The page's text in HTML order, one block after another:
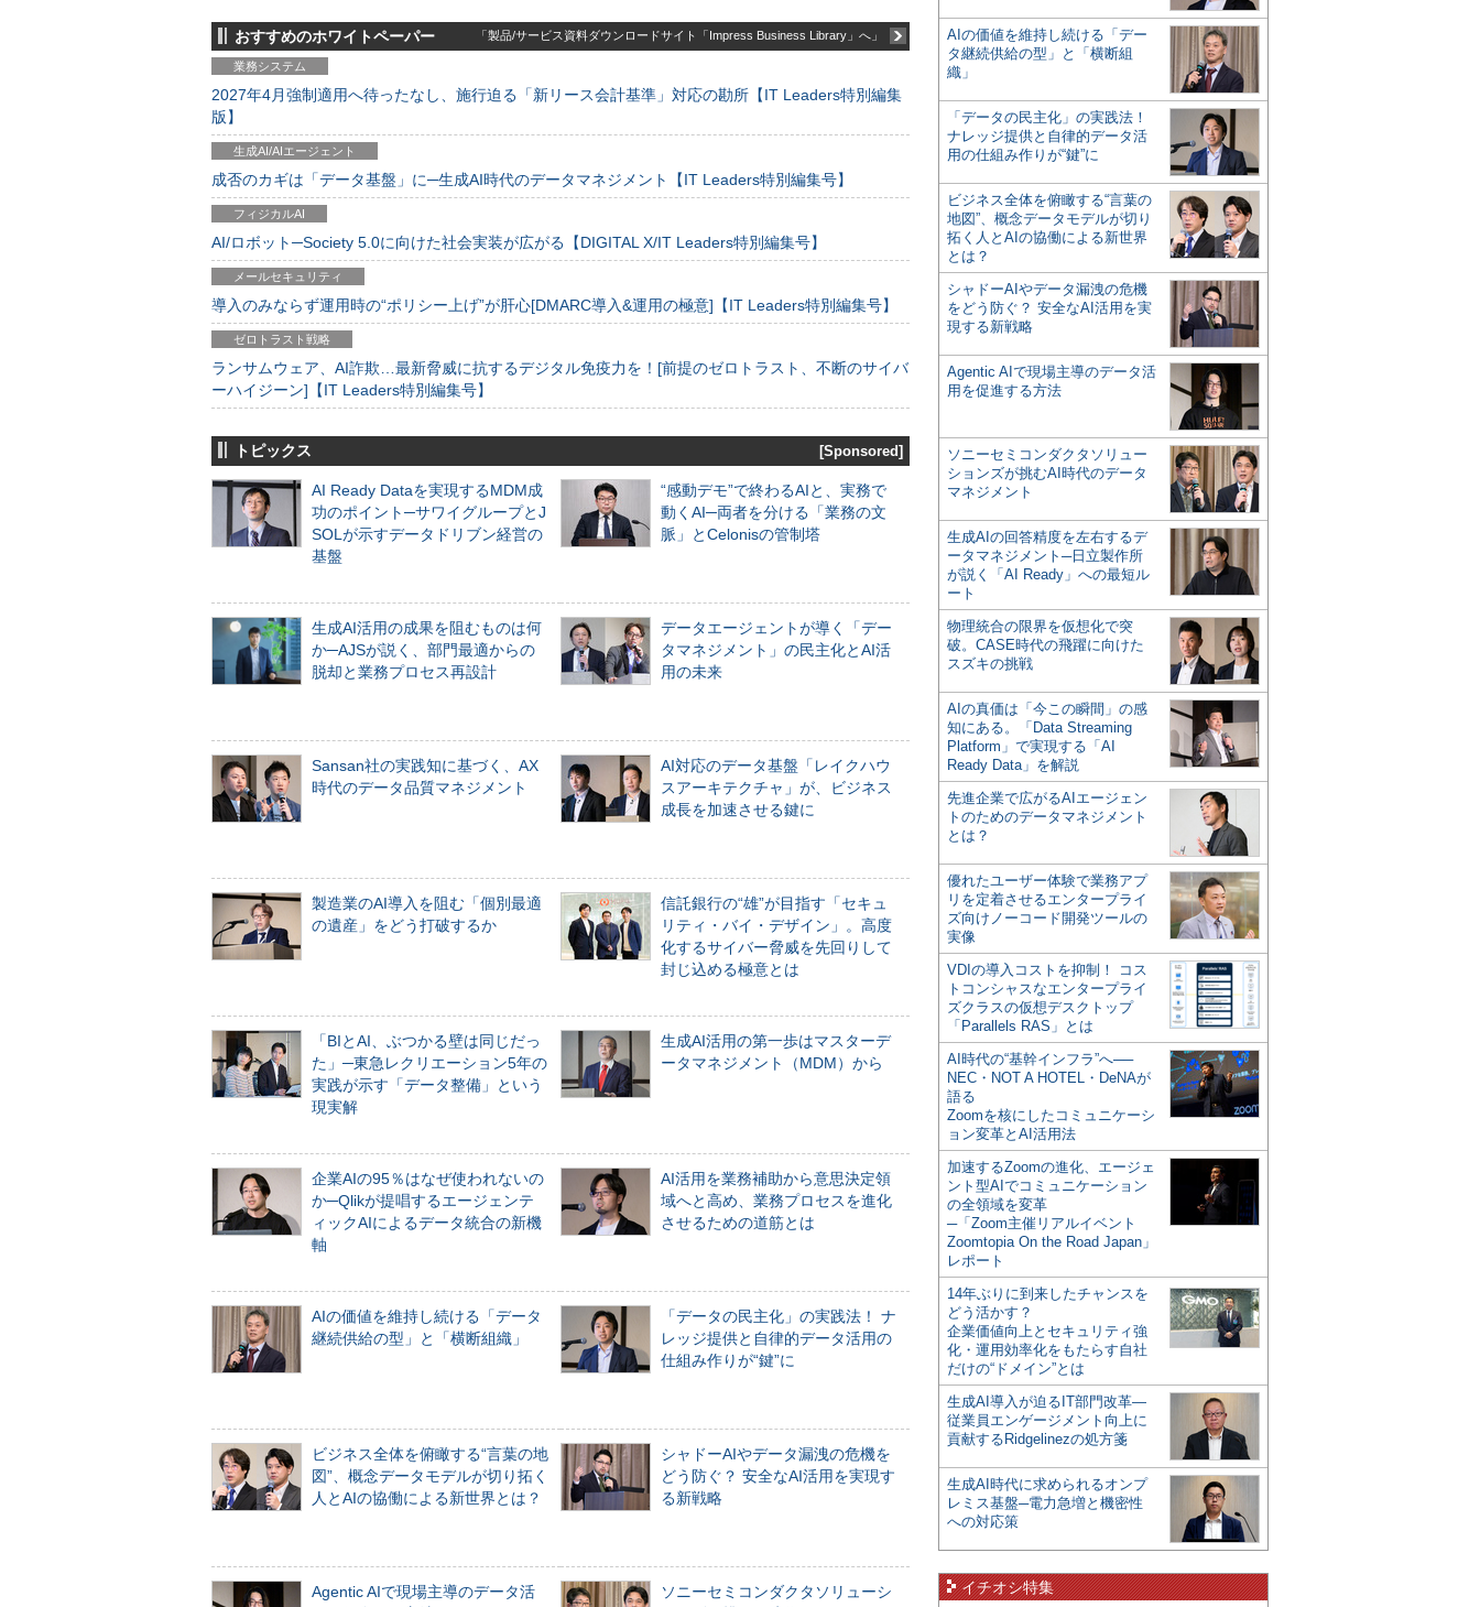
おすすめのホワイトペーパー 「製品/サービス資料ダウンロードサイト「Impress Business Library」へ」
業務システム
2027年4月強制適用へ待ったなし、施行迫る「新リース会計基準」対応の勘所【IT Leaders特別編集
版】
生成AI/AIエージェント
成否のカギは「データ基盤」に─生成AI時代のデータマネジメント【IT Leaders特別編集号】
フィジカルAI
AI/ロボット─Society 5.0に向けた社会実装が広がる【DIGITAL X/IT Leaders特別編集号】
メールセキュリティ
導入のみならず運用時の“ポリシー上げ”が肝心[DMARC導入&運用の極意]【IT Leaders特別編集号】
ゼロトラスト戦略
ランサムウェア、AI詐欺…最新脅威に抗するデジタル免疫力を！[前提のゼロトラスト、不断のサイバ
ーハイジーン]【IT Leaders特別編集号】
トピックス [Sponsored]
AI Ready Dataを実現するMDM成
功のポイント─サワイグループとJ
SOLが示すデータドリブン経営の
基盤
“感動デモ”で終わるAIと、実務で
動くAI─両者を分ける「業務の文
脈」とCelonisの管制塔
生成AI活用の成果を阻むものは何
か─AJSが説く、部門最適からの
脱却と業務プロセス再設計
データエージェントが導く「デー
タマネジメント」の民主化とAI活
用の未来
Sansan社の実践知に基づく、AX
時代のデータ品質マネジメント
AI対応のデータ基盤「レイクハウ
スアーキテクチャ」が、ビジネス
成長を加速させる鍵に
製造業のAI導入を阻む「個別最適
の遺産」をどう打破するか
信託銀行の“雄”が目指す「セキュ
リティ・バイ・デザイン」。高度
化するサイバー脅威を先回りして
封じ込める極意とは
「BIとAI、ぶつかる壁は同じだっ
た」─東急レクリエーション5年の
実践が示す「データ整備」という
現実解
生成AI活用の第一歩はマスターデ
ータマネジメント（MDM）から
企業AIの95％はなぜ使われないの
か─Qlikが提唱するエージェンテ
ィックAIによるデータ統合の新機
軸
AI活用を業務補助から意思決定領
域へと高め、業務プロセスを進化
させるための道筋とは
AIの価値を維持し続ける「データ
継続供給の型」と「横断組織」
「データの民主化」の実践法！ ナ
レッジ提供と自律的データ活用の
仕組み作りが“鍵”に
ビジネス全体を俯瞰する“言葉の地
図”、概念データモデルが切り拓く
人とAIの協働による新世界とは？
シャドーAIやデータ漏洩の危機を
どう防ぐ？ 安全なAI活用を実現す
る新戦略
Agentic AIで現場主導のデータ活
ソニーセミコンダクタソリューシ
AIの価値を維持し続ける「デー
タ継続供給の型」と「横断組
織」
「データの民主化」の実践法！
ナレッジ提供と自律的データ活
用の仕組み作りが“鍵”に
ビジネス全体を俯瞰する“言葉の
地図”、概念データモデルが切り
拓く人とAIの協働による新世界
とは？
シャドーAIやデータ漏洩の危機
をどう防ぐ？ 安全なAI活用を実
現する新戦略
Agentic AIで現場主導のデータ活
用を促進する方法
ソニーセミコンダクタソリュー
ションズが挑むAI時代のデータ
マネジメント
生成AIの回答精度を左右するデ
ータマネジメント─日立製作所
が説く「AI Ready」への最短ル
ート
物理統合の限界を仮想化で突
破。CASE時代の飛躍に向けた
スズキの挑戦
AIの真価は「今この瞬間」の感
知にある。「Data Streaming
Platform」で実現する「AI
Ready Data」を解説
先進企業で広がるAIエージェン
トのためのデータマネジメント
とは？
優れたユーザー体験で業務アプ
リを定着させるエンタープライ
ズ向けノーコード開発ツールの
実像
VDIの導入コストを抑制！ コス
トコンシャスなエンタープライ
ズクラスの仮想デスクトップ
「Parallels RAS」とは
AI時代の“基幹インフラ”へ──
NEC・NOT A HOTEL・DeNAが
語る
Zoomを核にしたコミュニケーシ
ョン変革とAI活用法
加速するZoomの進化、エージェ
ント型AIでコミュニケーション
の全領域を変革
─「Zoom主催リアルイベント
Zoomtopia On the Road Japan」
レポート
14年ぶりに到来したチャンスを
どう活かす？
企業価値向上とセキュリティ強
化・運用効率化をもたらす自社
だけの“ドメイン”とは
生成AI導入が迫るIT部門改革―
従業員エンゲージメント向上に
貢献するRidgelinezの処方箋
生成AI時代に求められるオンプ
レミス基盤─電力急増と機密性
への対応策
イチオシ特集